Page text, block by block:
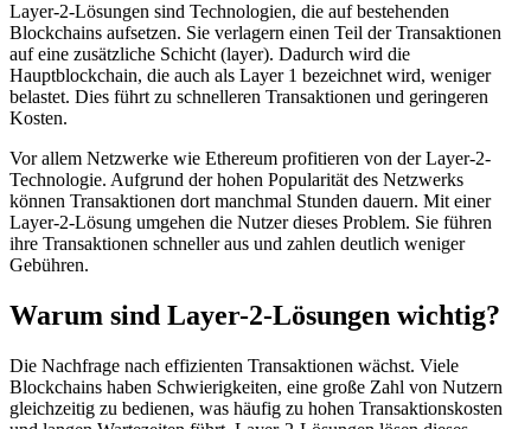
Layer-2-Lösungen sind Technologien, die auf bestehenden
Blockchains aufsetzen. Sie verlagern einen Teil der Transaktionen
auf eine zusätzliche Schicht (layer). Dadurch wird die
Hauptblockchain, die auch als Layer 1 bezeichnet wird, weniger
belastet. Dies führt zu schnelleren Transaktionen und geringeren
Kosten.
Vor allem Netzwerke wie Ethereum profitieren von der Layer-2-
Technologie. Aufgrund der hohen Popularität des Netzwerks
können Transaktionen dort manchmal Stunden dauern. Mit einer
Layer-2-Lösung umgehen die Nutzer dieses Problem. Sie führen
ihre Transaktionen schneller aus und zahlen deutlich weniger
Gebühren.
Warum sind Layer-2-Lösungen wichtig?
Die Nachfrage nach effizienten Transaktionen wächst. Viele
Blockchains haben Schwierigkeiten, eine große Zahl von Nutzern
gleichzeitig zu bedienen, was häufig zu hohen Transaktionskosten